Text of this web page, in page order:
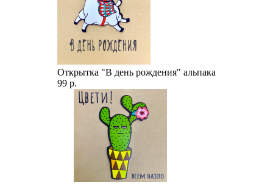
Открытка "В день рождения" альпака
99 р.